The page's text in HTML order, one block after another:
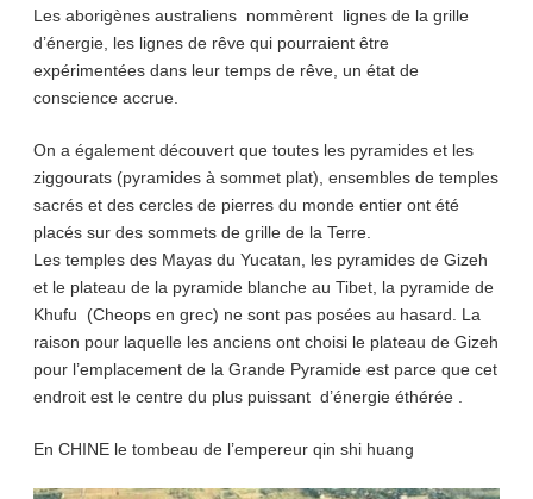
Les aborigènes australiens nommèrent lignes de la grille
d’énergie, les lignes de rêve qui pourraient être
expérimentées dans leur temps de rêve, un état de
conscience accrue.
On a également découvert que toutes les pyramides et les
ziggourats (pyramides à sommet plat), ensembles de temples
sacrés et des cercles de pierres du monde entier ont été
placés sur des sommets de grille de la Terre.
Les temples des Mayas du Yucatan, les pyramides de Gizeh
et le plateau de la pyramide blanche au Tibet, la pyramide de
Khufu (Cheops en grec) ne sont pas posées au hasard. La
raison pour laquelle les anciens ont choisi le plateau de Gizeh
pour l’emplacement de la Grande Pyramide est parce que cet
endroit est le centre du plus puissant d’énergie éthérée .
En CHINE le tombeau de l’empereur qin shi huang